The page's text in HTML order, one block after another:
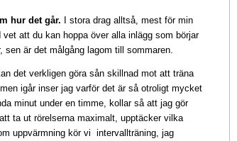
hur det går. I stora drag alltså, mest för min
att du kan hoppa över alla inlägg som börjar
är det målgång lagom till sommaren.
det verkligen göra sån skillnad mot att träna
igår inser jag varför det är så otroligt mycket
minut under en timme, kollar så att jag gör
ta ut rörelserna maximalt, upptäcker vilka
uppvärmning kör vi intervallträning, jag